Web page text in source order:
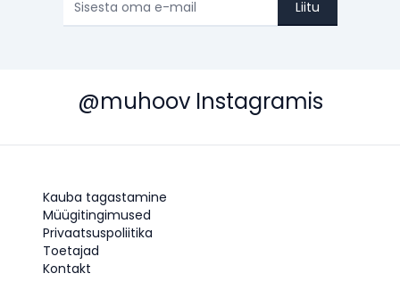
Liitu
@muhoov Instagramis
Kauba tagastamine
Müügitingimused
Privaatsuspoliitika
Toetajad
Kontakt